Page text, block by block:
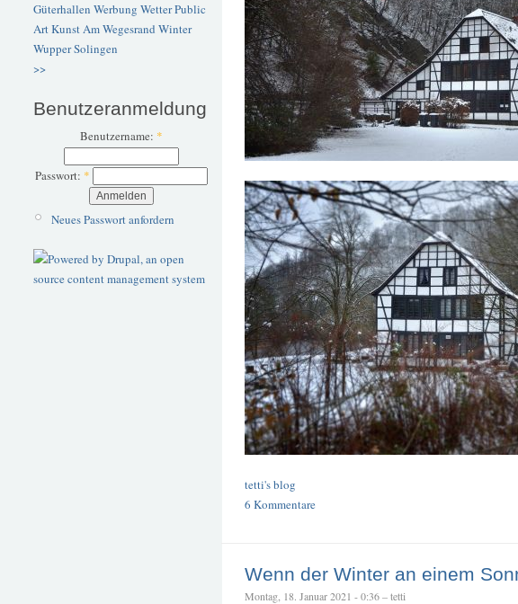
Güterhallen Werbung WetterPublic
ArtKunstAm Wegesrand Winter
WupperSolingen
>>
Benutzeranmeldung
Benutzername: *
Passwort: *
Neues Passwort anfordern
tetti's blog
6 Kommentare
Wenn der Winter an einem
Montag, 18. Januar 2021 - 0:36 – tetti